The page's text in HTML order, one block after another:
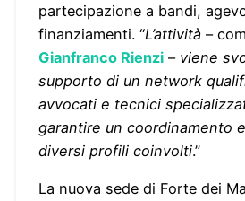
partecipazione a bandi,
finanziamenti. “L’attività–
Gianfranco Rienzi– viene
supporto di un network
avvocati e tecnici
garantire un coordinamento
diversi profili coinvolti.”
La nuova sede di Forte dei